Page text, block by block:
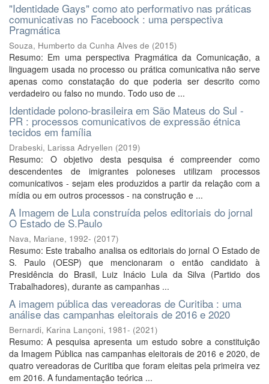
"Identidade Gays" como ato performativo nas práticas
comunicativas no Faceboock : uma perspectiva
Pragmática
Souza, Humberto da Cunha Alves de (2015)
Resumo: Em uma perspectiva Pragmática da Comunicação, a
linguagem usada no processo ou prática comunicativa não serve
apenas como constatação do que poderia ser descrito como
verdadeiro ou falso no mundo. Todo uso de ...
Identidade polono-brasileira em São Mateus do Sul -
PR : processos comunicativos de expressão étnica
tecidos em família
Drabeski, Larissa Adryellen (2019)
Resumo: O objetivo desta pesquisa é compreender como
descendentes de imigrantes poloneses utilizam processos
comunicativos - sejam eles produzidos a partir da relação com a
mídia ou em outros processos - na construção e ...
A Imagem de Lula construída pelos editoriais do jornal
O Estado de S.Paulo
Nava, Mariane, 1992- (2017)
Resumo: Este trabalho analisa os editoriais do jornal O Estado de
S. Paulo (OESP) que mencionaram o então candidato à
Presidência do Brasil, Luiz Inácio Lula da Silva (Partido dos
Trabalhadores), durante as campanhas ...
A imagem pública das vereadoras de Curitiba : uma
análise das campanhas eleitorais de 2016 e 2020
Bernardi, Karina Lançoni, 1981- (2021)
Resumo: A pesquisa apresenta um estudo sobre a constituição
da Imagem Pública nas campanhas eleitorais de 2016 e 2020, de
quatro vereadoras de Curitiba que foram eleitas pela primeira vez
em 2016. A fundamentação teórica ...